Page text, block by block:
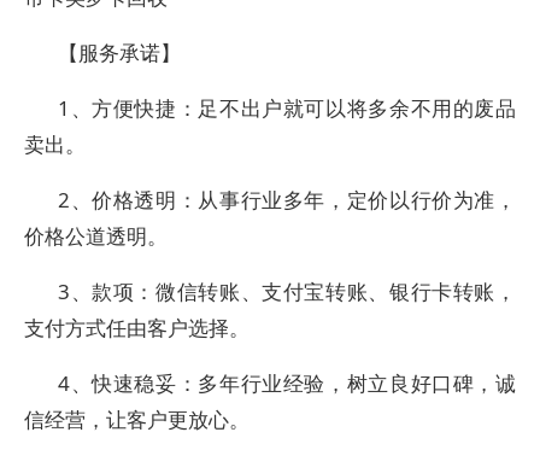
【服务承诺】
1、方便快捷：足不出户就可以将多余不用的废品
卖出。
2、价格透明：从事行业多年，定价以行价为准，
价格公道透明。
3、款项：微信转账、支付宝转账、银行卡转账，
支付方式任由客户选择。
4、快速稳妥：多年行业经验，树立良好口碑，诚
信经营，让客户更放心。